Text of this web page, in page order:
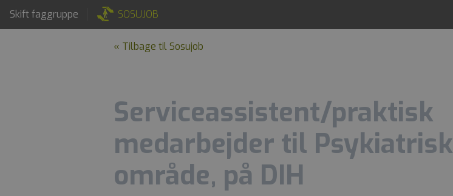
Skift faggruppe SOSUJOB
« Tilbage til Sosujob
Serviceassistent/praktisk
medarbejder til Psykiatrisk
område, på DIH